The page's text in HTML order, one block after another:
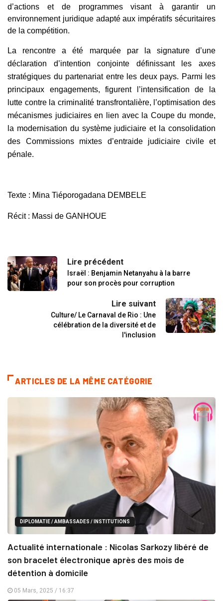
d’actions et de programmes visant à garantir un
environnement juridique adapté aux impératifs sécuritaires
de la compétition.
La rencontre a été marquée par la signature d’une
déclaration d’intention conjointe définissant les axes
stratégiques du partenariat entre les deux pays. Parmi les
principaux engagements, figurent l’intensification de la
lutte contre la criminalité transfrontalière, l’optimisation des
mécanismes judiciaires en lien avec la Coupe du monde,
la modernisation du système judiciaire et la consolidation
des Commissions mixtes d’entraide judiciaire civile et
pénale.
Texte : Mina Tiéporogadana DEMBELE
Récit : Massi de GANHOUE
Lire précédent
Israël : Benjamin Netanyahu à la barre
pour son procès pour corruption
Lire suivant
Culture/ Le Carnaval de Rio : Une
célébration de la diversité et de
l'inclusion
ARTICLES DE LA MÊME CATÉGORIE
DIPLOMATIE / AMBASSADES / INSTITUTIONS
Actualité internationale : Nicolas Sarkozy libéré de
son bracelet électronique après des mois de
détention à domicile
05 Mars, 2025 / 16:37